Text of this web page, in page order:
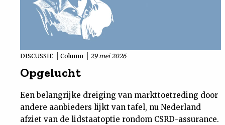
DISCUSSIE Column 29 mei 2026
Opgelucht
Een belangrijke dreiging van markttoetreding door
andere aanbieders lijkt van tafel, nu Nederland
afziet van de lidstaatoptie rondom CSRD-assurance.